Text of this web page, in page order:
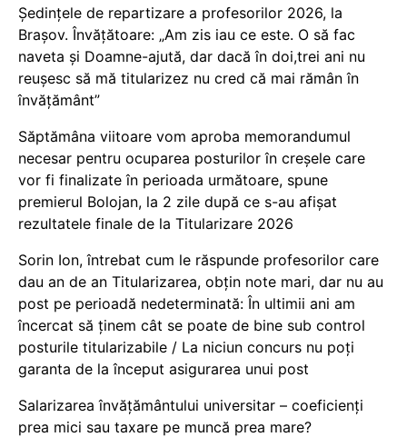
Ședințele de repartizare a profesorilor 2026, la
Brașov. Învățătoare: „Am zis iau ce este. O să fac
naveta și Doamne-ajută, dar dacă în doi,trei ani nu
reușesc să mă titularizez nu cred că mai rămân în
învățământ”
Săptămâna viitoare vom aproba memorandumul
necesar pentru ocuparea posturilor în creșele care
vor fi finalizate în perioada următoare, spune
premierul Bolojan, la 2 zile după ce s-au afișat
rezultatele finale de la Titularizare 2026
Sorin Ion, întrebat cum le răspunde profesorilor care
dau an de an Titularizarea, obțin note mari, dar nu au
post pe perioadă nedeterminată: În ultimii ani am
încercat să ținem cât se poate de bine sub control
posturile titularizabile / La niciun concurs nu poți
garanta de la început asigurarea unui post
Salarizarea învățământului universitar – coeficienți
prea mici sau taxare pe muncă prea mare?